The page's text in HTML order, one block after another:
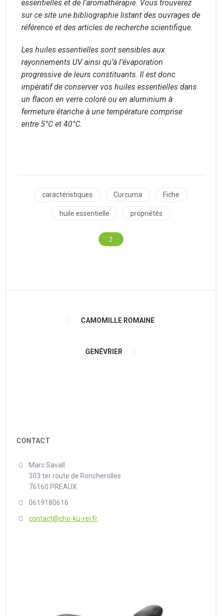
essentielles et de l’aromathérapie. Vous trouverez
sur ce site une bibliographie listant des ouvrages de
référence et des articles de recherche scientifique.
Les huiles essentielles sont sensibles aux
rayonnements UV ainsi qu’à l’évaporation
progressive de leurs constituants. Il est donc
impératif de conserver vos huiles essentielles dans
un flacon en verre coloré ou en aluminium à
fermeture étanche à une température comprise
entre 5°C et 40°C.
caractéristiques Curcuma Fiche
huile essentielle propriétés
CAMOMILLE ROMAINE
GENÉVRIER
CONTACT
Marc Savall
303 ter route de Roncherolles
76160 PREAUX
0619180616
contact@cho-ku-rei.fr